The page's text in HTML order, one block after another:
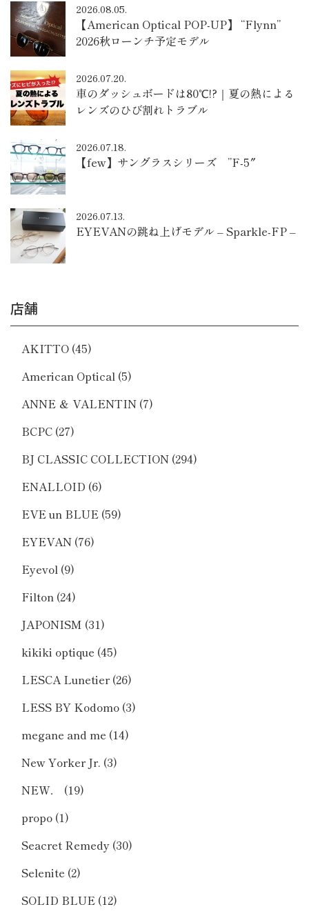
2026.08.05.
【American Optical POP-UP】 “Flynn”
2026秋ローンチ予定モデル
2026.07.20.
車のダッシュボードは80℃!?｜夏の熱による
レンズのひび割れトラブル
2026.07.18.
【few】サングラスシリーズ ”F-5″
2026.07.13.
EYEVANの跳ね上げモデル – Sparkle-FP –
店舗
AKITTO (45)
American Optical (5)
ANNE ＆ VALENTIN (7)
BCPC (27)
BJ CLASSIC COLLECTION (294)
ENALLOID (6)
EVE un BLUE (59)
EYEVAN (76)
Eyevol (9)
Filton (24)
JAPONISM (31)
kikiki optique (45)
LESCA Lunetier(26)
LESS BY Kodomo (3)
megane and me (14)
New Yorker Jr. (3)
NEW．
(19)
propo (1)
Seacret Remedy (30)
Selenite (2)
SOLID BLUE (12)